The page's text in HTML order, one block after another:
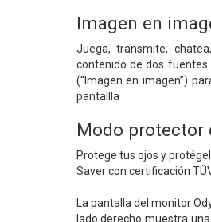
Imagen en
Juega, transmite,
contenido de dos
(“Imagen en imagen”)
pantallla
Modo protector
Protege tus ojos y
Saver con certificación
La pantalla del monitor
lado derecho muestra